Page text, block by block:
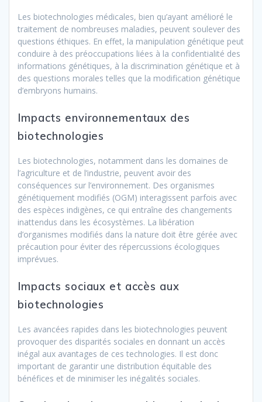
Les biotechnologies médicales, bien qu’ayant amélioré le
traitement de nombreuses maladies, peuvent soulever des
questions éthiques. En effet, la manipulation génétique peut
conduire à des préoccupations liées à la confidentialité des
informations génétiques, à la discrimination génétique et à
des questions morales telles que la modification génétique
d’embryons humains.
Impacts environnementaux des
biotechnologies
Les biotechnologies, notamment dans les domaines de
l’agriculture et de l’industrie, peuvent avoir des
conséquences sur l’environnement. Des organismes
génétiquement modifiés (OGM) interagissent parfois avec
des espèces indigènes, ce qui entraîne des changements
inattendus dans les écosystèmes. La libération
d’organismes modifiés dans la nature doit être gérée avec
précaution pour éviter des répercussions écologiques
imprévues.
Impacts sociaux et accès aux
biotechnologies
Les avancées rapides dans les biotechnologies peuvent
provoquer des disparités sociales en donnant un accès
inégal aux avantages de ces technologies. Il est donc
important de garantir une distribution équitable des
bénéfices et de minimiser les inégalités sociales.